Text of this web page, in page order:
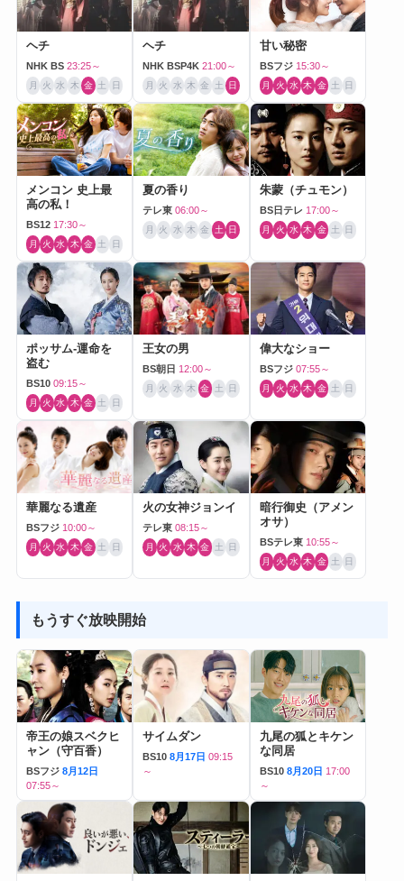
ヘチ
NHK BS 23:25～
月 火 水 木 金 土 日
ヘチ
NHK BSP4K 21:00～
月 火 水 木 金 土 日
甘い秘密
BSフジ 15:30～
月 火 水 木 金 土 日
メンコン 史上最
高の私！
BS12 17:30～
月 火 水 木 金 土 日
夏の香り
テレ東 06:00～
月 火 水 木 金 土 日
朱蒙（チュモン）
BS日テレ 17:00～
月 火 水 木 金 土 日
ポッサム-運命を
盗む
BS10 09:15～
月 火 水 木 金 土 日
王女の男
BS朝日 12:00～
月 火 水 木 金 土 日
偉大なショー
BSフジ 07:55～
月 火 水 木 金 土 日
華麗なる遺産
BSフジ 10:00～
月 火 水 木 金 土 日
火の女神ジョンイ
テレ東 08:15～
月 火 水 木 金 土 日
暗行御史（アメン
オサ）
BSテレ東 10:55～
月 火 水 木 金 土 日
もうすぐ放映開始
帝王の娘スベクヒ
ャン（守百香）
BSフジ 8月12日
07:55～
サイムダン
BS10 8月17日 09:15
～
九尾の狐とキケン
な同居
BS10 8月20日 17:00
～